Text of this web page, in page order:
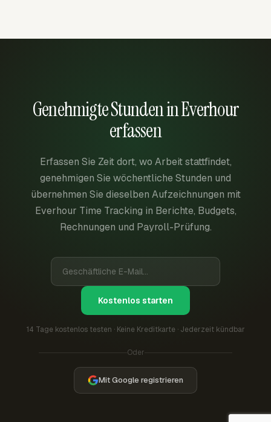
Genehmigte Stunden in Everhour
erfassen
Erfassen Sie Zeit dort, wo Arbeit stattfindet,
genehmigen Sie wöchentliche Stunden und
übernehmen Sie dieselben Aufzeichnungen mit
Everhour Time Tracking in Berichte, Budgets,
Rechnungen und Payroll-Prüfung.
Kostenlos starten
14 Tage kostenlos testen · Keine Kreditkarte · Jederzeit kündbar
Oder
Mit Google registrieren